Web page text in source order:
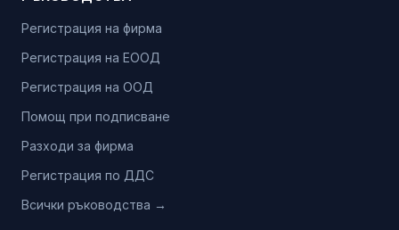
Регистрация на фирма
Регистрация на ЕООД
Регистрация на ООД
Помощ при подписване
Разходи за фирма
Регистрация по ДДС
Всички ръководства →